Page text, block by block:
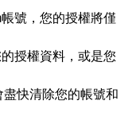
號，您的授權將僅
授權資料，或是您
快清除您的帳號和